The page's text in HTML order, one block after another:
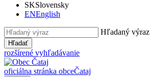
SKSlovensky
ENEnglish
Hľadaný výraz
Hľadať
rozšírené vyhľadávanie
oficiálna stránka obceČataj